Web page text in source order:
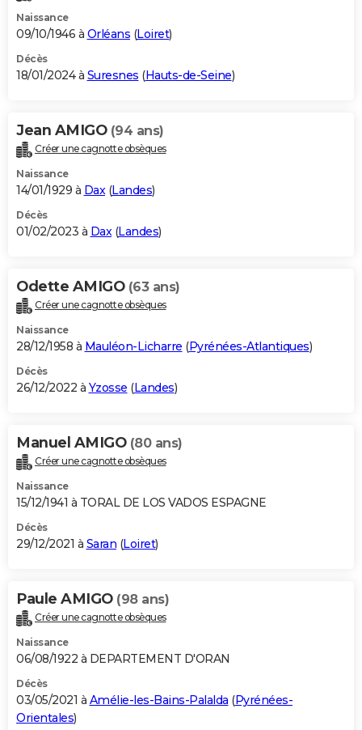
Naissance
09/10/1946 à Orléans (Loiret)
Décès
18/01/2024 à Suresnes (Hauts-de-Seine)
Jean AMIGO (94 ans)
Créer une cagnotte obsèques
Naissance
14/01/1929 à Dax(Landes)
Décès
01/02/2023 à Dax(Landes)
Odette AMIGO (63 ans)
Créer une cagnotte obsèques
Naissance
28/12/1958 à Mauléon-Licharre (Pyrénées-Atlantiques)
Décès
26/12/2022 à Yzosse (Landes)
Manuel AMIGO (80 ans)
Créer une cagnotte obsèques
Naissance
15/12/1941 à TORAL DE LOS VADOS ESPAGNE
Décès
29/12/2021 à Saran (Loiret)
Paule AMIGO (98 ans)
Créer une cagnotte obsèques
Naissance
06/08/1922 à DEPARTEMENT D'ORAN
Décès
03/05/2021 à Amélie-les-Bains-Palalda (Pyrénées-
Orientales)